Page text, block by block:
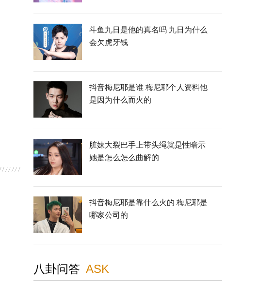
斗鱼九日是他的真名吗 九日为什么
会欠虎牙钱
抖音梅尼耶是谁 梅尼耶个人资料他
是因为什么而火的
脏妹大裂巴手上带头绳就是性暗示
她是怎么怎么曲解的
抖音梅尼耶是靠什么火的 梅尼耶是
哪家公司的
八卦问答 ASK